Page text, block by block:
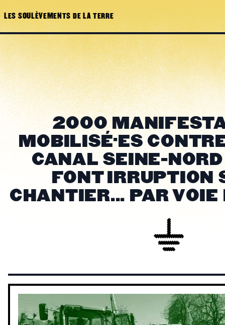
LES SOULÈVEMENTS DE LA TERRE
2000
MOBILISÉ·ES
CANAL SEINE-
FONT IRRUPTION
CHANTIER... PAR